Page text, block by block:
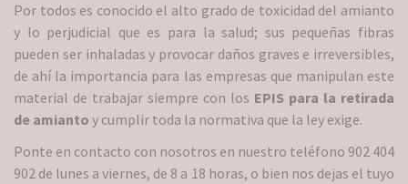
Por todos es conocido el alto grado de toxicidad del amianto
y lo perjudicial que es para la salud; sus pequeñas fibras
pueden ser inhaladas y provocar daños graves e irreversibles,
de ahí la importancia para las empresas que manipulan este
material de trabajar siempre con los EPIS para la retirada
de amianto y cumplir toda la normativa que la ley exige.
Ponte en contacto con nosotros en nuestro teléfono 902 404
902 de lunes a viernes, de 8 a 18 horas, o bien nos dejas el tuyo